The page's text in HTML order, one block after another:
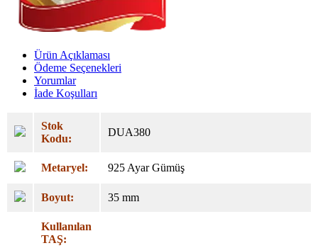
Ürün Açıklaması
Ödeme Seçenekleri
Yorumlar
İade Koşulları
Stok
Kodu:
DUA380
Metaryel: 925 Ayar Gümüş
Boyut: 35 mm
Kullanılan
TAŞ: